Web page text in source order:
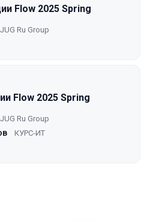
Flow 2025 Spring
JUG Ru Group
Flow 2025 Spring
JUG Ru Group
КУРС-ИТ